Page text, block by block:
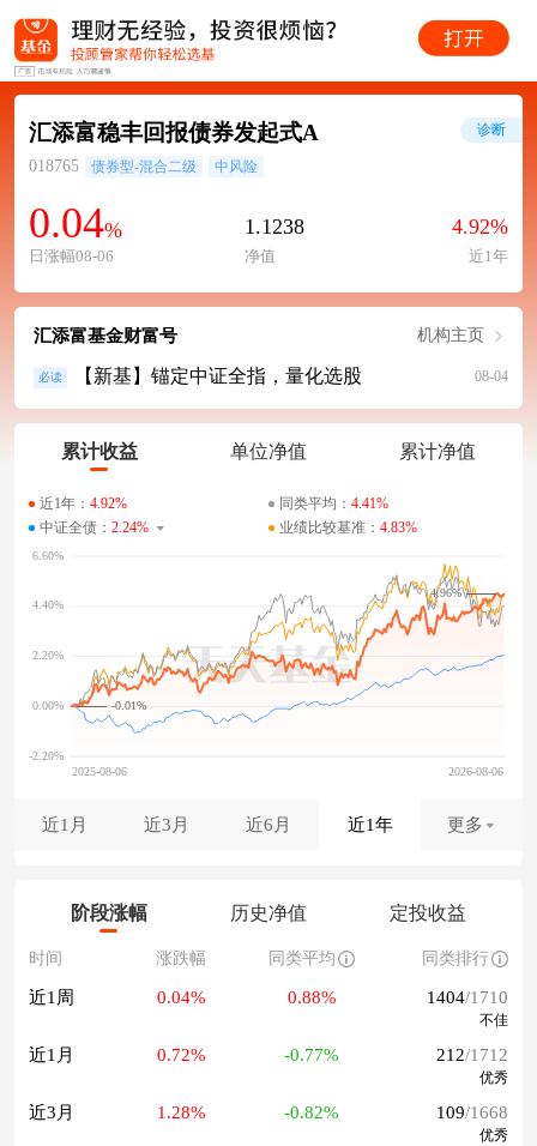
汇添富稳丰回报债券发起式A
018765 债券型-混合二级 中风险
0.04%
日涨幅08-06
1.1238
净值
4.92%
近1年
诊断
汇添富基金财富号 机构主页
必读 【新基】锚定中证全指，量化选股 08-04
累计收益 单位净值 累计净值
近1年： 4.92% 同类平均： 4.41%
中证全债： 2.24% 业绩比较基准： 4.83%
-0.01%
4.96%
近1月 近3月 近6月 近1年 更多
阶段涨幅 历史净值 定投收益
时间 涨跌幅 同类平均 同类排行
近1周 0.04% 0.88% 1404/1710
不佳
近1月 0.72% -0.77% 212/1712
优秀
近3月 1.28% -0.82% 109/1668
优秀